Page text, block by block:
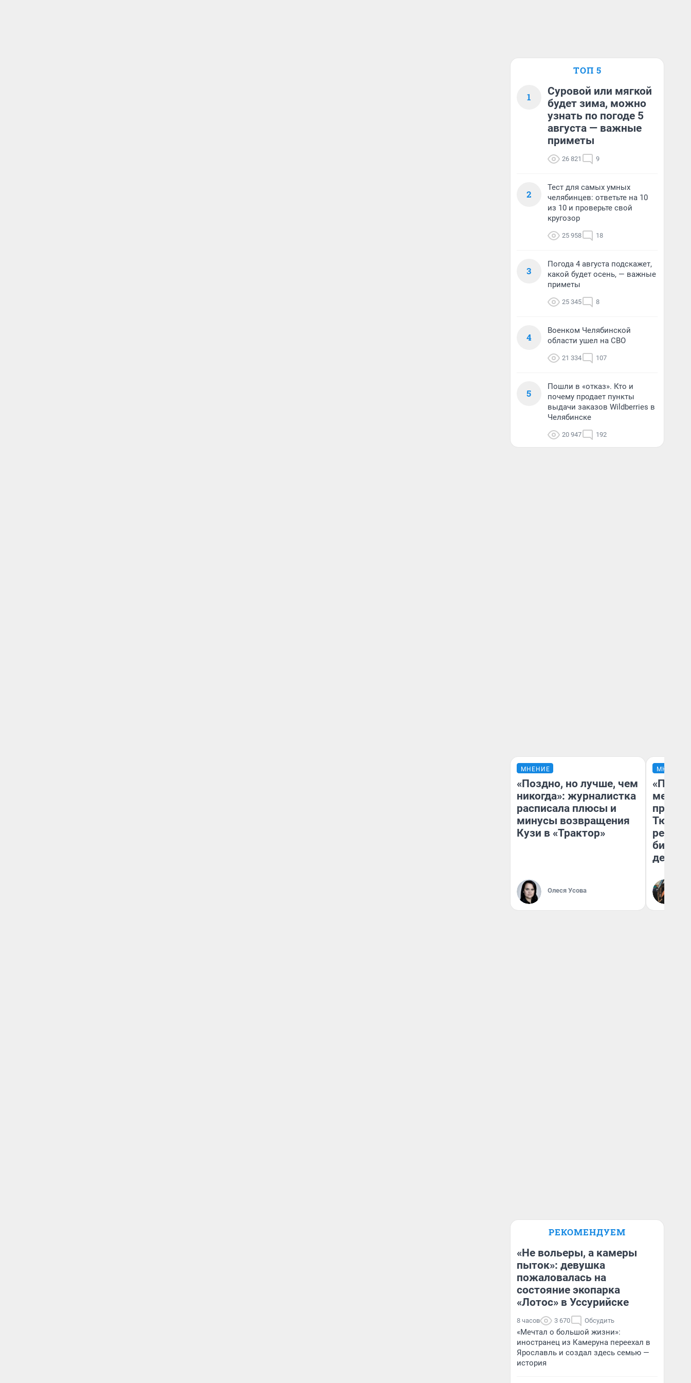
ТОП 5
1
Суровой или мягкой
будет зима, можно
узнать по погоде 5
августа — важные
приметы
26 821 9
2
Тест для самых умных
челябинцев: ответьте на 10
из 10 и проверьте свой
кругозор
25 958 18
3
Погода 4 августа подскажет,
какой будет осень, — важные
приметы
25 345 8
4
Военком Челябинской
области ушел на СВО
21 334 107
5
Пошли в «отказ». Кто и
почему продает пункты
выдачи заказов Wildberries в
Челябинске
20 947 192
МНЕНИЕ
«Поздно, но лучше, чем
никогда»: журналистка
расписала плюсы и
минусы возвращения
Кузи в «Трактор»
Олеся Усова
МНЕНИЕ
РЕКОМЕНДУЕМ
«Не вольеры, а камеры
пыток»: девушка
пожаловалась на
состояние экопарка
«Лотос» в Уссурийске
8 часов 3 670 Обсудить
«Мечтал о большой жизни»:
иностранец из Камеруна переехал в
Ярославль и создал здесь семью —
история